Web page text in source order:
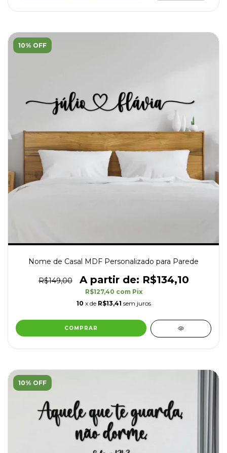
10% OFF
Nome de Casal MDF Personalizado para Parede
R$149,00 R$134,10
R$127,40 com Pix
10 x de R$13,41 sem juros
COMPRAR
10% OFF